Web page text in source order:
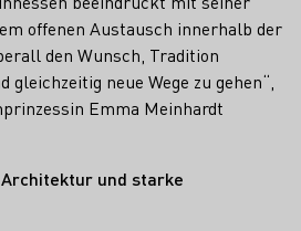
offenen Austausch innerhalb der
den Wunsch, Tradition
neue Wege zu gehen“,
Emma Meinhardt
und starke